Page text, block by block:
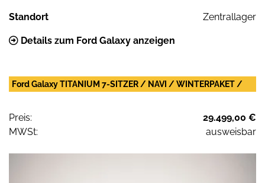
Standort Zentrallager
Details zum Ford Galaxy anzeigen
Ford Galaxy TITANIUM 7-SITZER / NAVI / WINTERPAKET /
Preis:
29.499,00 €
MWSt:
ausweisbar